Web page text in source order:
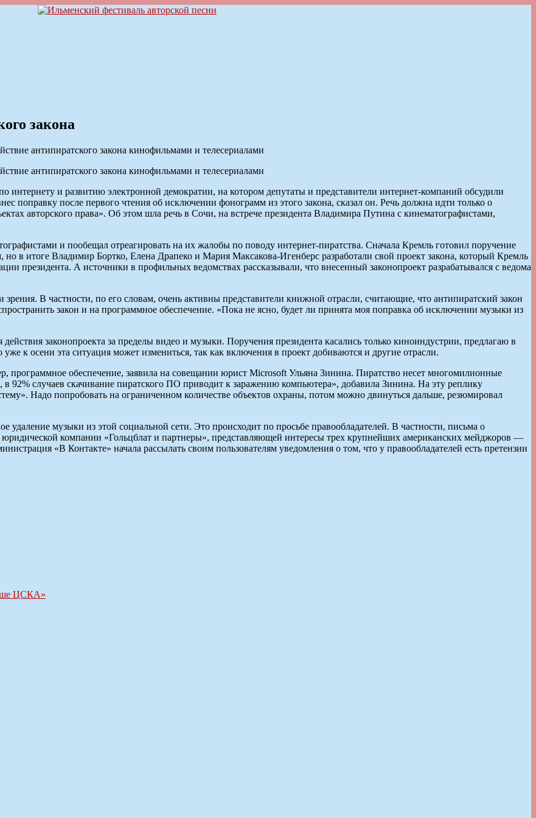
закона
антипиратского закона кинофильмами и телесериалами
антипиратского закона кинофильмами и телесериалами
интернету и развитию электронной демократии, на котором депутаты и представители интернет-компаний обсудили
поправку после первого чтения об исключении фонограмм из этого закона, сказал он. Речь должна идти только о
авторского права». Об этом шла речь в Сочи, на встрече президента Владимира Путина с кинематографистами,
и пообещал отреагировать на их жалобы по поводу интернет-пиратства. Сначала Кремль готовил поручение
но в итоге Владимир Бортко, Елена Драпеко и Мария Максакова-Игенберс разработали свой проект закона, который Кремль
президента. А источники в профильных ведомствах рассказывали, что внесенный законопроект разрабатывался с ведома
В частности, по его словам, очень активны представители книжной отрасли, считающие, что антипиратский закон
закон и на программное обеспечение. «Пока не ясно, будет ли принята моя поправка об исключении музыки из
законопроекта за пределы видео и музыки. Поручения президента касались только киноиндустрии, предлагаю в
к осени эта ситуация может измениться, так как включения в проект добиваются и другие отрасли.
обеспечение, заявила на совещании юрист Microsoft Ульяна Зинина. Пиратство несет многомилионные
случаев скачивание пиратского ПО приводит к заражению компьютера», добавила Зинина. На эту реплику
Надо попробовать на ограниченном количестве объектов охраны, потом можно двинуться дальше, резюмировал
удаление музыки из этой социальной сети. Это происходит по просьбе правообладателей. В частности, письма о
компании «Гольцблат и партнеры», представляющей интересы трех крупнейших американских мейджоров —
«В Контакте» начала рассылать своим пользователям уведомления о том, что у правообладателей есть претензии
ЦСКА»